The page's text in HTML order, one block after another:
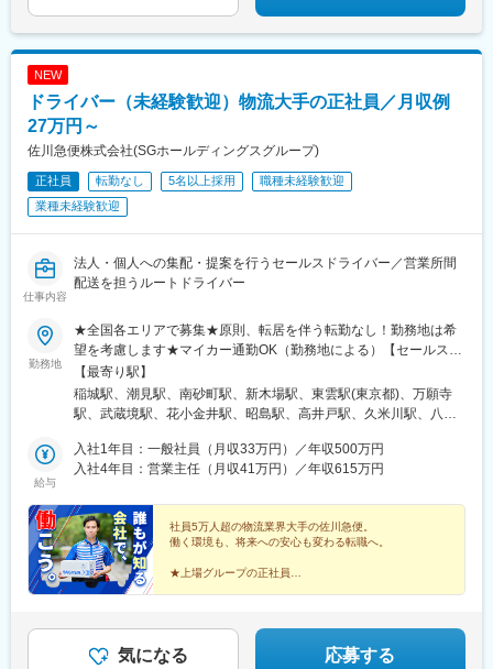
駅、中条駅、宮内駅(新潟県)、魚沼丘陵駅、茨目駅、伊那北駅、広
丘駅、岩村田駅、村山駅(長野県)、信濃常盤駅、田中駅、切石駅、
常永駅、春日居町駅、東桂駅、動橋駅、三ツ屋駅、笠師保駅、松
朝潮橋駅、門真南駅、深江橋駅、河内花園駅、鴻池新田駅、西明
石駅、中埠頭駅、苅藻駅、加太駅(和歌山県)、武庫川団地前駅、紀
市民病院口駅、篠原駅(滋賀県)、多賀大社前駅、三雲駅、栗東駅、
おごと温泉駅、長浜駅、箕浦駅、讃岐塩屋駅、片原町駅(香川県)、
郷駅、布師田駅、撫養駅、川原石駅、伴中央駅、広島港・宇品
駅、本郷駅(広島県)、八本松駅、東福山駅、木次駅、遙堪駅、乃木
駅、下府駅、八浜駅、金光駅、木見駅、高野駅、厚東駅、長府
駅、米川駅、山口駅(山口県)、新南陽駅、萩駅、鳥取駅、三本松口
駅、南瀬高駅、五郎丸駅、苅田駅、赤間駅、巻向駅、甘木駅(西鉄
線)、新飯塚駅、橋本駅(福岡県)、貝塚駅(福岡県)、雑餉隈駅、吉塚
駅、西小倉駅、大塔駅、佐伯駅、豊後豊岡駅、鶴崎駅、東中津
駅、北友田駅、朝地駅、バルーンさが駅、田代駅、相知駅、肥後
大津駅、光の森駅、平成駅、人吉駅、三角駅、草道駅、志布志
(宮崎県)、高鍋駅、三股駅、東旭川駅、倶知安駅、岩見沢駅、新富
士駅(北海道)、根室駅、新川駅(北海道)、環状通東駅、南郷１３丁
目駅、問寒別駅、東室蘭駅、ほしみ駅、深川駅、長都駅、西帯広
駅、滝川駅、南稚内駅、利別駅、沼ノ端駅、八雲駅、鵡川駅、七
重浜駅、磯分内駅、富良野駅、西北見駅、名寄高校駅、桂台駅、
泉中央駅、古川駅、東白石駅、泉駅(常磐線)、藤田駅、七日町駅、
泉崎駅、中荒井駅、日立木駅、安達駅、五百川駅、東酒田駅、高
NEW
ドライバー（未経験歓迎）物流大手の正社員／月収例
27万円～
佐川急便株式会社(SGホールディングスグループ)
正社員 転勤なし 5名以上採用
職種未経験歓迎
業種未経験歓迎
仕事内容
法人・個人への集配・提案を行うセールスドライバー／営業所間
配送を担うルートドライバー
勤務地
★全国各エリアで募集★原則、転居を伴う転勤なし！勤務地は希
望を考慮します★マイカー通勤OK（勤務地による）【セールスド
ライバー】【ルート（輸送）ドライバー】■関東エリア東京、埼
玉、神奈川、栃木、群馬、千葉、茨城■東海エリア愛知、三重、岐
阜、静岡■甲信越エリア新潟、長野、山梨■北陸エリア石川、福
国・四国エリア香川、愛媛、高知、徳島、広島、島根、岡山、山
口、鳥取■九州エリア福岡、長崎、大分、佐賀、熊本、鹿児島、沖
秋田、青森
【最寄り駅】
稲城駅、潮見駅、南砂町駅、新木場駅、東雲駅(東京都)、万願寺
駅、武蔵境駅、花小金井駅、昭島駅、高井戸駅、久米川駅、八王
駅、永田駅(埼玉県)、鳩ケ谷駅、鳥浜駅、高座渋谷駅、踊場駅、新
羽駅、羽沢横浜国大駅、中野島駅、武蔵新城駅、相模大野駅、秦
市駅、多田羅駅、岩宿駅、上州新屋駅、新前橋駅、渋川駅、駒形
駅、細谷駅(群馬県)、松飛台駅、成田空港駅(鉄道)、スポーツセン
ター駅、千葉みなと駅、誉田駅、神立駅、みどりの駅、南栗橋
駅、赤塚駅、下館駅、延方駅、常陸鴻巣駅、日立駅、佐古木駅、
三河安城駅、萩原駅(愛知県)、北岡崎駅、石仏駅、田県神社前駅、
駅、三河一宮駅、竹村駅、港区役所駅、新守山駅、尾張星の宮
駅、本郷駅(愛知県)、佐那具駅、朝熊駅、亀山駅(三重県)、霞ケ浦
給与
入社1年目：一般社員（月収33万円）／年収500万円
入社4年目：営業主任（月収41万円）／年収615万円
社員5万人超の物流業界大手の佐川急便。
働く環境も、将来への安心も変わる転職へ。
★上場グループの正社員
気になる 応募する